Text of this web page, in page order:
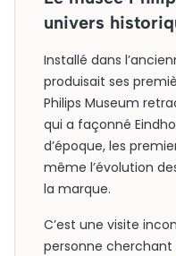
univers
Installé dans
produisait ses
Philips Museum
qui a façonné
d’époque, les
même l’évolution
la marque.
C’est une visite
personne cherchant